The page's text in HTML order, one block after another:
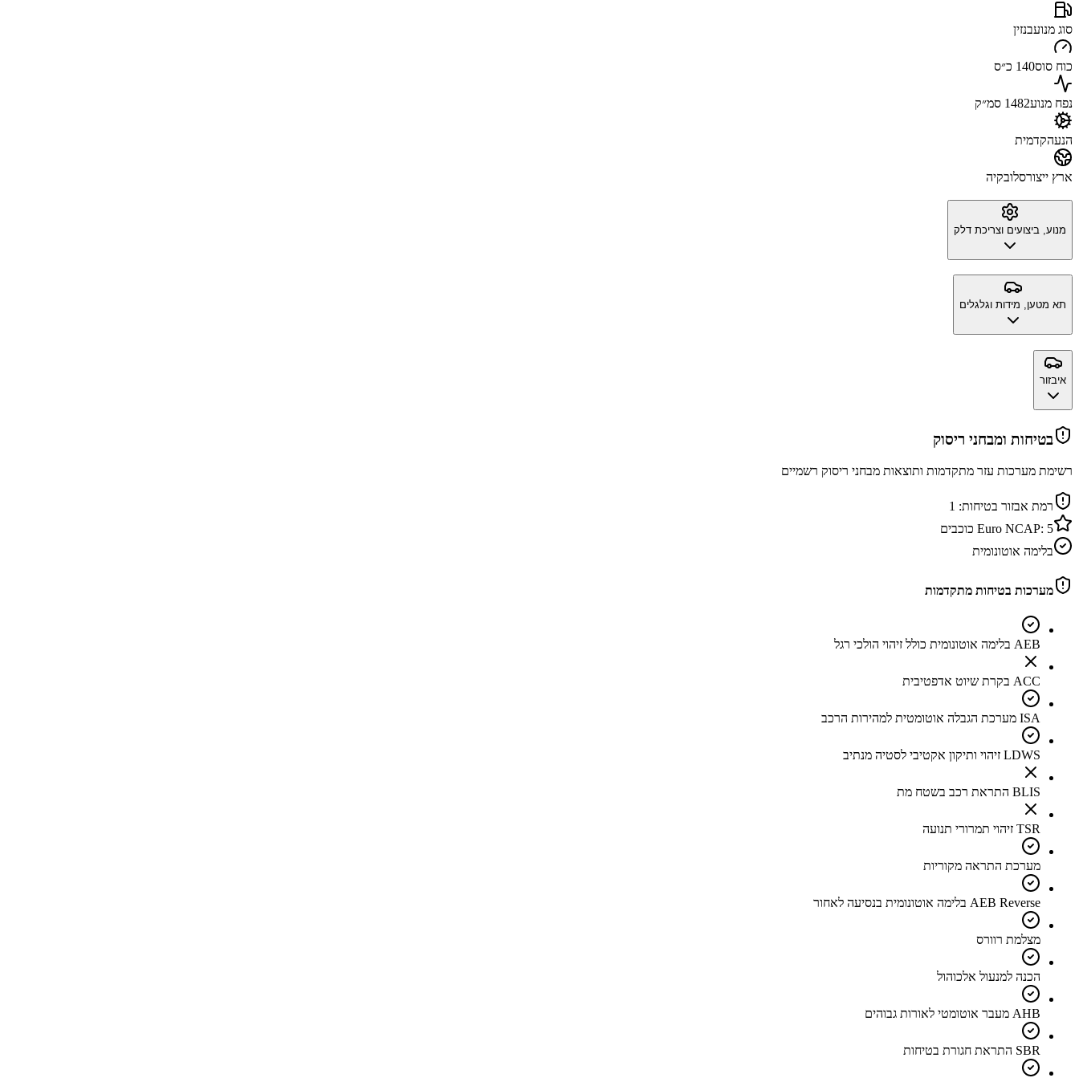
סוג מנועבנזין
כוח סוס140 כ״ס
נפח מנוע1482 סמ״ק
הנעהקדמית
ארץ ייצורסלובקיה
מנוע, ביצועים וצריכת דלק
תא מטען, מידות וגלגלים
איבזור
בטיחות ומבחני ריסוק
רשימת מערכות עזר מתקדמות ותוצאות מבחני ריסוק רשמיים
רמת אבזור בטיחות: 1
Euro NCAP: 5
כוכבים
בלימה אוטונומית
מערכות בטיחות מתקדמות
AEB בלימה אוטונומית כולל זיהוי הולכי רגל
ACC בקרת שיוט אדפטיבית
ISA מערכת הגבלה אוטומטית למהירות הרכב
LDWS זיהוי ותיקון אקטיבי לסטיה מנתיב
BLIS התראת רכב בשטח מת
TSR זיהוי תמרורי תנועה
מערכת התראה מקוריות
AEB Reverse בלימה אוטונומית בנסיעה לאחור
מצלמת רוורס
הכנה למנעול אלכוהול
AHB מעבר אוטומטי לאורות גבוהים
SBR התראת חגורת בטיחות